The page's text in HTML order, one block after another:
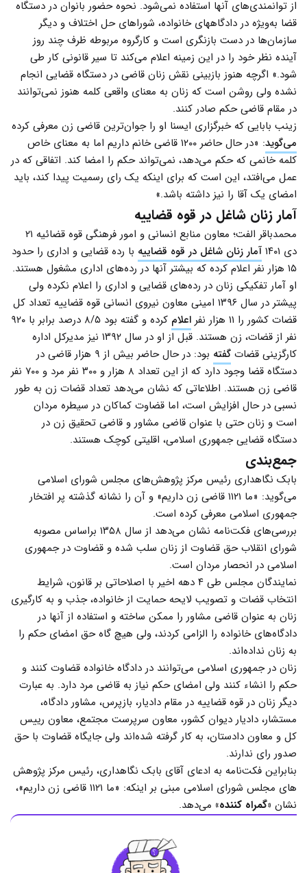
از توانمندی‌های آنها استفاده نمی‌شود. نحوه حضور بانوان در دستگاه
قضا به‌ویژه در دادگاه‎های خانواده، شوراهای حل اختلاف و دیگر
سازمان‌ها در دست بازنگری است و کارگروه مربوطه ظرف چند روز
آینده نظر خود را در این زمینه اعلام می‌کند تا سیر قانونی کار طی
شود.» اگرچه هنوز بازبینی نقش زنان قاضی در دستگاه قضایی انجام
نشده ولی روشن است که زنان به معنای واقعی کلمه هنوز نمی‌توانند
در مقام قاضی حکم صادر کنند.
زینب بابایی که خبرگزاری ایسنا او را جوان‌ترین قاضی زن معرفی کرده
می‌گوید
: «در حال حاضر ۱۲۰۰ قاضی خانم داریم اما به معنای خاص
کلمه خانمی که حکم می‌دهد،‌ نمی‌تواند حکم را امضا کند. اتفاقی که در
عمل می‌افتد، این است که برای اینکه یک رای رسمیت پیدا کند، باید
امضای یک آقا را نیز داشته باشد.»
آمار زنان شاغل در قوه قضاییه
محمدباقر الفت؛ معاون منابع انسانی و امور فرهنگی قوه قضائیه ۲۱
دی ۱۴۰۱
آمار زنان شاغل در قوه قضاییه با رده قضایی و اداری را حدود
۱۵ هزار نفر اعلام کرده که بیشتر آنها در رده‌های اداری مشغول هستند.
او آمار تفکیکی زنان در رده‌های قضایی و اداری را اعلام نکرده ولی
پیشتر در سال ۱۳۹۶ امینی معاون نیروی انسانی قوه قضاییه تعداد کل
قضات کشور را ۱۱ هزار نفر
اعلام
کرده و گفته بود ۸/۵ درصد برابر با ۹۲۰
نفر از قضات، زن هستند. قبل از او در سال ۱۳۹۲ نیز مدیرکل اداره
کارگزینی قضات گفته
بود: در حال حاضر بیش از ۹ هزار قاضی در
دستگاه قضا وجود دارد که از این تعداد ۸ هزار و ۳۰۰ نفر مرد و ۷۰۰ نفر
قاضی زن هستند. اطلاعاتی که نشان می‌دهد تعداد قضات زن به طور
نسبی در حال افزایش است، اما قضاوت کماکان در سیطره مردان
است و زنان حتی با عنوان قاضی مشاور و قاضی تحقیق زن در
دستگاه قضایی جمهوری اسلامی، اقلیتی کوچک هستند.
جمع‌بندی
بابک نگاهداری رئیس مرکز پژوهش‌های مجلس شورای اسلامی
می‌گوید: «ما ۱۱۲۱ قاضی زن داریم» و آن را نشانه گذشته پر افتخار
جمهوری اسلامی معرفی کرده است.
بررسی‌های فکت‌نامه نشان می‌دهد از سال ۱۳۵۸ براساس مصوبه
شورای انقلاب حق قضاوت از زنان سلب شده و قضاوت در جمهوری
اسلامی در انحصار مردان است.
نمایندگان مجلس طی ۴ دهه اخیر با اصلاحاتی بر قانون، شرایط
انتخاب قضات و تصویب لایحه حمایت از خانواده، جذب و به کار‌گیری
زنان به عنوان قاضی مشاور را ممکن ساخته و استفاده از آنها در
دادگاه‌های خانواده را الزامی کردند، ولی هیچ گاه حق امضای حکم را
به زنان نداده‌اند.
زنان در جمهوری اسلامی می‌توانند در دادگاه خانواده قضاوت کنند و
حکم را انشاء کنند ولی امضای حکم نیاز به قاضی مرد دارد. به عبارت
دیگر زنان در قوه قضاییه در مقام دادیار، بازپرس، مشاور دادگاه،
مستشار، دادیار دیوان کشور، معاون سرپرست مجتمع، معاون رییس
کل و معاون دادستان، به کار گرفته شده‌اند ولی جایگاه قضاوت با حق
صدور رای ندارند.
بنابراین فکت‌نامه به ادعای آقای بابک نگاهداری، رئیس مرکز پژوهش
های مجلس شورای اسلامی مبنی بر اینکه: «ما ۱۱۲۱ قاضی زن داریم»،
نشان «گمراه کننده» می‌دهد.